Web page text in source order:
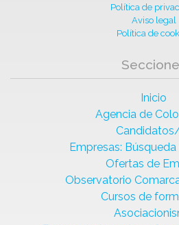
Política de
Aviso legal
Política de
Inicio
Agencia de
Empresas:
Ofertas de
Observatorio
Cursos de